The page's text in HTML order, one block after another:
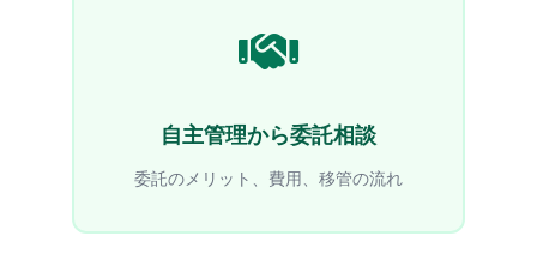
自主管理から委託相談
委託のメリット、費用、移管の流れ